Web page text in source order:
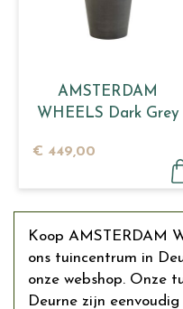
AMSTERDAM
WHEELS Dark Grey
€ 449,00
Koop AMSTERDAM
ons tuincentrum in
onze webshop. Onze
Deurne zijn